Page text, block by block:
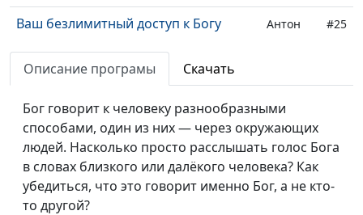
Ваш безлимитный доступ к Богу
Антон
#25
Быть на связи с Богом
Молитва за других в личном
общении с Богом
Антон
Бойков
Как восстановить связь с Богом
после падения
Антон
#22
Описание програмы Скачать
Бог говорит к человеку разнообразными
способами, один из них — через окружающих
людей. Насколько просто расслышать голос Бога
в словах близкого или далёкого человека? Как
убедиться, что это говорит именно Бог, а не кто-
то другой?